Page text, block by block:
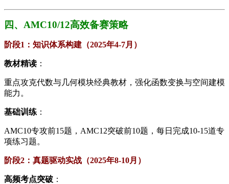
​​四、AMC10/12高效备赛策略
​阶段1：知识体系构建（2025年4-7月）​
​教材精读​ ​：
重点攻克代数与几何模块经典教材，强化函数变换与空间建模
能力。
​基础训练​ ​：
AMC10专攻前15题，AMC12突破前10题，每日完成10-15道专
项练习题。
​阶段2：真题驱动实战（2025年8-10月）​
​高频考点突破​ ​：